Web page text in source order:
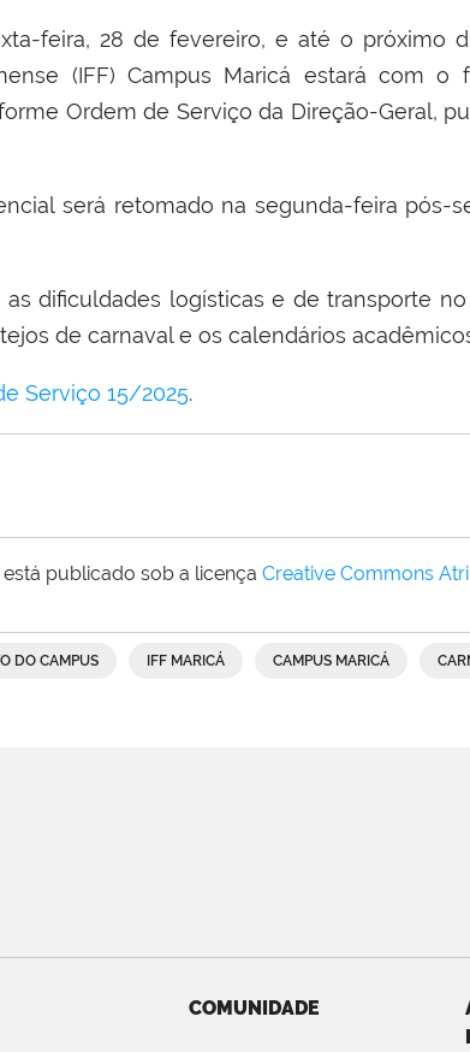
feira, 28 de fevereiro, e até o próximo
(IFF) Campus Maricá estará com o
Ordem de Serviço da Direção-Geral,
será retomado na segunda-feira pós-
as dificuldades logísticas e de transporte
de carnaval e os calendários
Serviço 15/2025.
publicado sob a licença Creative Commons
DO CAMPUS IFF MARICÁ CAMPUS MARICÁ
COMUNIDADE